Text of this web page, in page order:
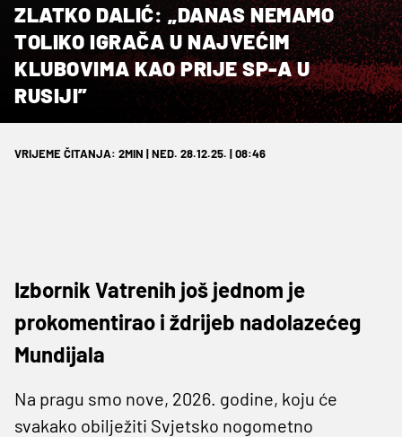
ZLATKO DALIĆ: „DANAS NEMAMO
TOLIKO IGRAČA U NAJVEĆIM
KLUBOVIMA KAO PRIJE SP-A U
RUSIJI”
VRIJEME ČITANJA: 2MIN | NED. 28.12.25. | 08:46
Izbornik Vatrenih još jednom je
prokomentirao i ždrijeb nadolazećeg
Mundijala
Na pragu smo nove, 2026. godine, koju će
svakako obilježiti Svjetsko nogometno